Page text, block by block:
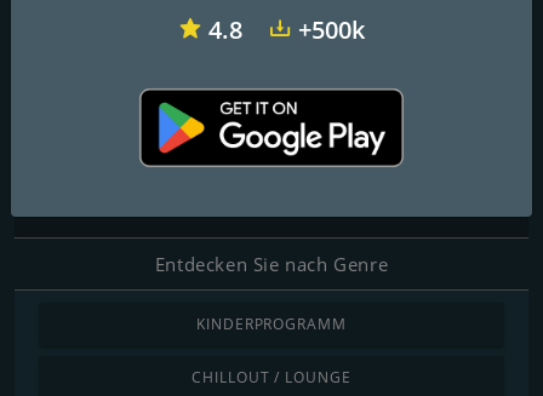
http://www.radio906.com
+39 339 5902107
Entdecken Sie nach Genre
KINDERPROGRAMM
CHILLOUT / LOUNGE
4.8 +500k